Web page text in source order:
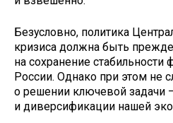
Безусловно, политика
кризиса должна быть
на сохранение
России. Однако при этом не
о решении ключевой задачи
и диверсификации нашей